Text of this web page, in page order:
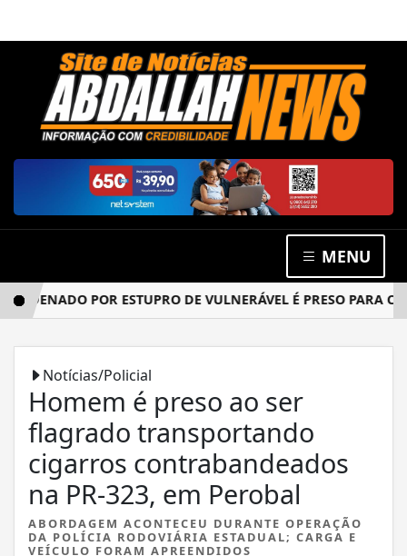
MENU
POR ESTUPRO DE VULNERÁVEL É PRESO PARA
Notícias/Policial
Homem é preso ao ser
flagrado transportando
cigarros contrabandeados
na PR-323, em Perobal
ABORDAGEM ACONTECEU DURANTE OPERAÇÃO
DA POLÍCIA RODOVIÁRIA ESTADUAL; CARGA E
VEÍCULO FORAM APREENDIDOS